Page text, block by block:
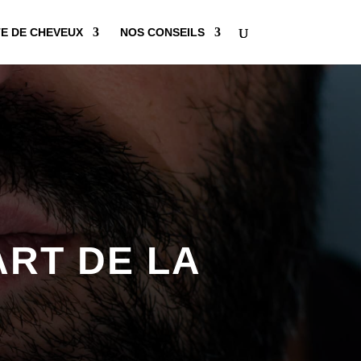
DE CHEVEUX NOS CONSEILS
DE LA